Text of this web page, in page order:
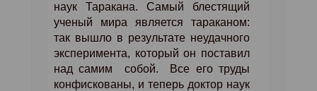
наук Таракана. Самый блестящий
ученый мира является тараканом:
так вышло в результате неудачного
эксперимента, который он поставил
над самим
собой.
Все его труды
конфискованы, и теперь доктор наук